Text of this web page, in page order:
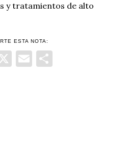
y tratamientos de alto
ESTA NOTA:
X Email